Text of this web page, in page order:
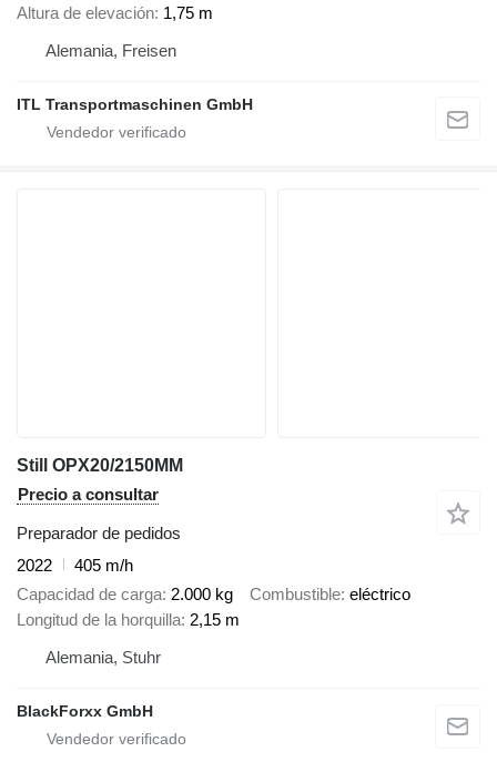
Altura de elevación 1,75 m
Alemania, Freisen
ITL Transportmaschinen GmbH
Still OPX20/2150MM
Precio a consultar
Preparador de pedidos
2022
405 m/h
Capacidad de carga 2.000 kg Combustible eléctrico
Longitud de la horquilla 2,15 m
Alemania, Stuhr
BlackForxx GmbH